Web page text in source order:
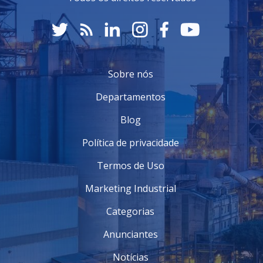
Eficiência operacional:
mantidas operam de maneira mais eficiente,
resultando em economia de combustível e redução de
custos operacionais.
Segurança aprimorada:
Manter as embarcações
em bom estado reduz o risco de falhas mecânicas e
acidentes no mar, garantindo a segurança da
tripulação e da carga.
Uma embarcação bem
cuidada e com manutenção em dia tende a ter um
Conformidade regulatória:Manter os padrões
de manutenção garante que a embarcação atenda às
normas e regulamentações marítimas, evitando
multas e penalidades.
Portanto, os reparos navais são um investimento
valioso que assegura não apenas a segurança, mas
também a viabilidade financeira ao longo do tempo.
Entre em contato e solicite um orçamento
Sobre nós
Departamentos
Blog
Política de privacidade
Termos de Uso
Marketing Industrial
Categorias
Anunciantes
Notícias